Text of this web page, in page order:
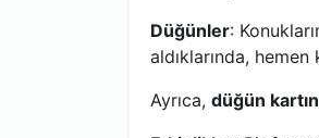
Düğünler:
aldıklarında,
Ayrıca, düğün